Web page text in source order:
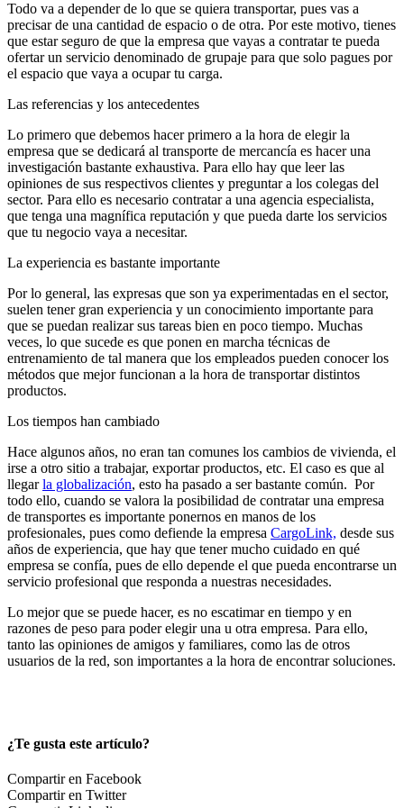
Todo va a depender de lo que se quiera transportar, pues vas a
precisar de una cantidad de espacio o de otra. Por este motivo, tienes
que estar seguro de que la empresa que vayas a contratar te pueda
ofertar un servicio denominado de grupaje para que solo pagues por
el espacio que vaya a ocupar tu carga.
Las referencias y los antecedentes
Lo primero que debemos hacer primero a la hora de elegir la
empresa que se dedicará al transporte de mercancía es hacer una
investigación bastante exhaustiva. Para ello hay que leer las
opiniones de sus respectivos clientes y preguntar a los colegas del
sector. Para ello es necesario contratar a una agencia especialista,
que tenga una magnífica reputación y que pueda darte los servicios
que tu negocio vaya a necesitar.
La experiencia es bastante importante
Por lo general, las expresas que son ya experimentadas en el sector,
suelen tener gran experiencia y un conocimiento importante para
que se puedan realizar sus tareas bien en poco tiempo. Muchas
veces, lo que sucede es que ponen en marcha técnicas de
entrenamiento de tal manera que los empleados pueden conocer los
métodos que mejor funcionan a la hora de transportar distintos
productos.
Los tiempos han cambiado
Hace algunos años, no eran tan comunes los cambios de vivienda, el
irse a otro sitio a trabajar, exportar productos, etc. El caso es que al
llegarla globalización, esto ha pasado a ser bastante común. Por
todo ello, cuando se valora la posibilidad de contratar una empresa
de transportes es importante ponernos en manos de los
profesionales, pues como defiende la empresa CargoLink, desde sus
años de experiencia, que hay que tener mucho cuidado en qué
empresa se confía, pues de ello depende el que pueda encontrarse un
servicio profesional que responda a nuestras necesidades.
Lo mejor que se puede hacer, es no escatimar en tiempo y en
razones de peso para poder elegir una u otra empresa. Para ello,
tanto las opiniones de amigos y familiares, como las de otros
usuarios de la red, son importantes a la hora de encontrar soluciones.
¿Te gusta este artículo?
Compartir en Facebook
Compartir en Twitter